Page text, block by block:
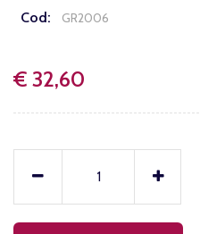
Cod: GR2006
€ 32,60